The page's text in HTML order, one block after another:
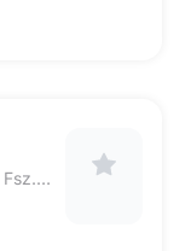
1066 Budapest, Lovag utca 18. Fsz. 7.